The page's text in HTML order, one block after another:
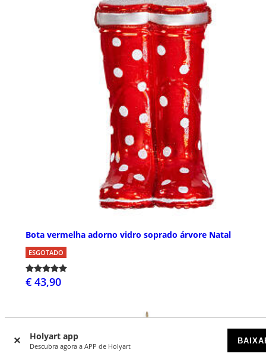
Holyart app
Descubra agora a APP de Holyart
Bota vermelha adorno vidro soprado árvore Natal
ESGOTADO
€ 43,90